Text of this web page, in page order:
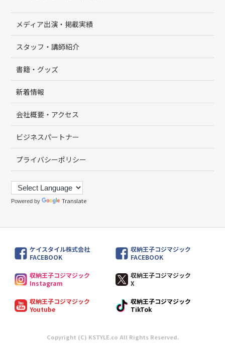
メディア出演・掲載実績
スタッフ・講師紹介
書籍・グッズ
新着情報
会社概要・アクセス
ビジネスパートナー
プライバシーポリシー
Powered by Translate
ケイスタイル株式会社
FACEBOOK
収納王子コジマジック
FACEBOOK
収納王子コジマジック
Instagram
収納王子コジマジック
X
収納王子コジマジック
Youtube
収納王子コジマジック
TikTok
Copyright (C) KSTYLE.co All Rights Reserved.